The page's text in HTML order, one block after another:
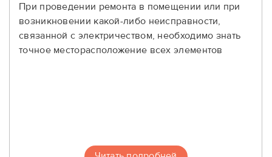
При проведении ремонта в помещении или при
возникновении какой-либо неисправности,
связанной с электричеством, необходимо знать
точное месторасположение всех элементов